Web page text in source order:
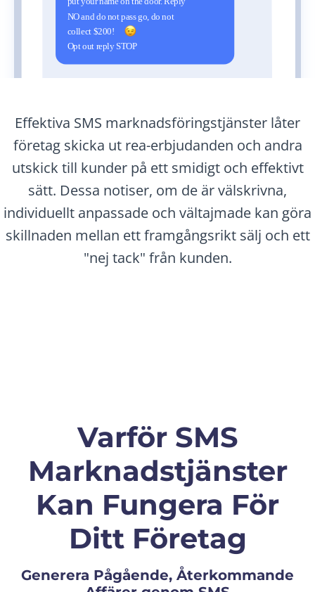
Effektiva SMS marknadsföringstjänster låter
företag skicka ut rea-erbjudanden och andra
utskick till kunder på ett smidigt och effektivt
sätt. Dessa notiser, om de är välskrivna,
individuellt anpassade och vältajmade kan göra
skillnaden mellan ett framgångsrikt sälj och ett
"nej tack" från kunden.
Varför SMS
Marknadstjänster
Kan Fungera För
Ditt Företag
Generera Pågående, Återkommande